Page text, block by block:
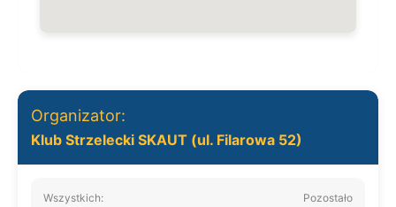
Organizator:
Klub Strzelecki SKAUT (ul. Filarowa 52)
Wszystkich: Pozostało